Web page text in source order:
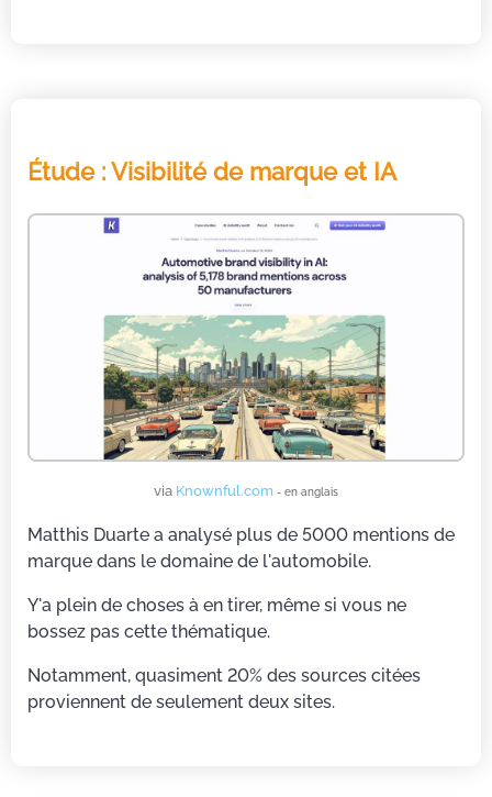
Étude : Visibilité de marque et IA
via Knownful.com - en anglais
Matthis Duarte a analysé plus de 5000 mentions de
marque dans le domaine de l'automobile.
Y'a plein de choses à en tirer, même si vous ne
bossez pas cette thématique.
Notamment, quasiment 20% des sources citées
proviennent de seulement deux sites.